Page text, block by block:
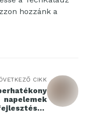
hozzánk a
CIKK
napelemek